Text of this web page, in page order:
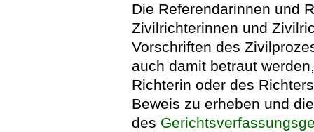
Die Referendarinnen und
Zivilrichterinnen und
Vorschriften des
auch damit betraut
Richterin oder des
Beweis zu erheben und
des